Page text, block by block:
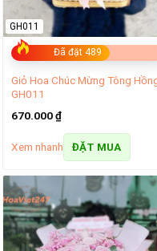
Đã đặt 489
GH011
Giỏ Hoa Chúc Mừng Tông
GH011
670.000₫
Xem nhanh ĐẶT MUA